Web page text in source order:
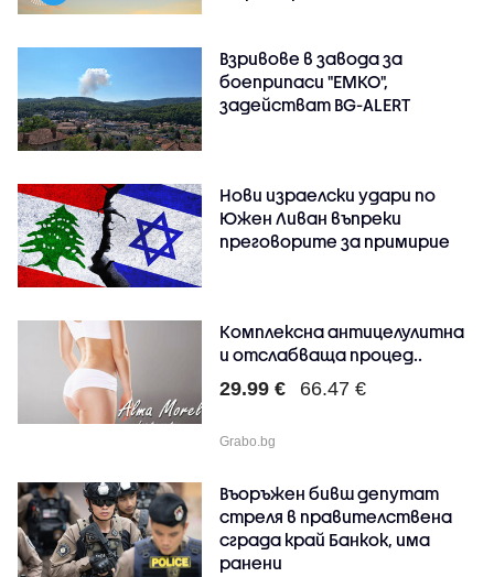
Взривове в завода за
боеприпаси "ЕМКО",
задействат BG-ALERT
Нови израелски удари по
Южен Ливан въпреки
преговорите за примирие
Комплексна антицелулитна
и отслабваща процед..
29.99 € 66.47 €
Grabo.bg
Въоръжен бивш депутат
стреля в правителствена
сграда край Банкок, има
ранени